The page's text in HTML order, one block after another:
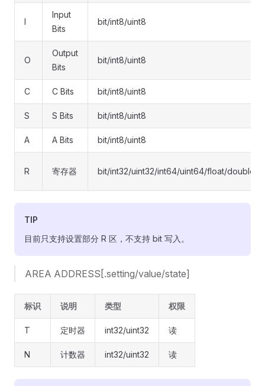
I
Input
Bits
bit/int8/uint8
O
Output
Bits
bit/int8/uint8
C C Bits bit/int8/uint8
S S Bits bit/int8/uint8
A A Bits bit/int8/uint8
R 寄存器 bit/int32/uint32/int64/uint64/float/double/
TIP
目前只支持设置部分 R 区，不支持 bit 写入。
AREA ADDRESS[.setting/value/state]
标识 说明 类型 权限
T 定时器 int32/uint32 读
N 计数器 int32/uint32 读